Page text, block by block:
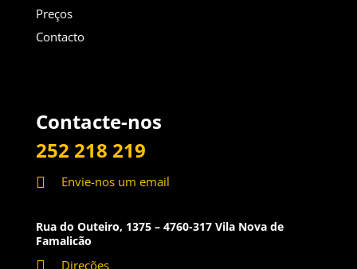
Preços
Contacto
Contacte-nos
252 218 219
 Envie-nos um email
Rua do Outeiro, 1375 – 4760-317 Vila Nova de
Famalicão
Direções